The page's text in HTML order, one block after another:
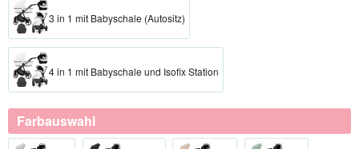
3 in 1 mit Babyschale (Autositz)
4 in 1 mit Babyschale und Isofix Station
Farbauswahl